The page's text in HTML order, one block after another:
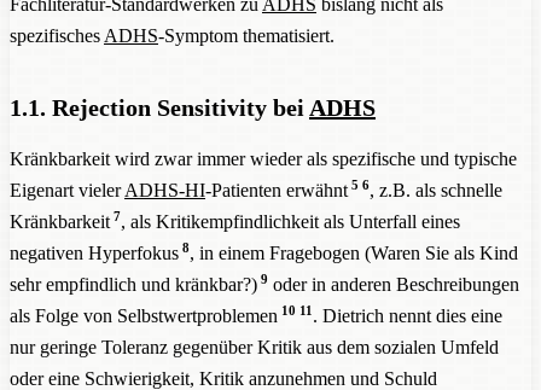
Fachliteratur-Standardwerken zu ADHS bislang nicht als
spezifisches ADHS-Symptom thematisiert.
1.1. Rejection Sensitivity bei ADHS
Kränkbarkeit wird zwar immer wieder als spezifische und typische
Eigenart vielerADHS-HI-Patienten erwähnt 5 6, z.B. als schnelle
Kränkbarkeit 7, als Kritikempfindlichkeit als Unterfall eines
negativen Hyperfokus 8, in einem Fragebogen (Waren Sie als Kind
sehr empfindlich und kränkbar?) 9 oder in anderen Beschreibungen
als Folge von Selbstwertproblemen 10 11 . Dietrich nennt dies eine
nur geringe Toleranz gegenüber Kritik aus dem sozialen Umfeld
oder eine Schwierigkeit, Kritik anzunehmen und Schuld